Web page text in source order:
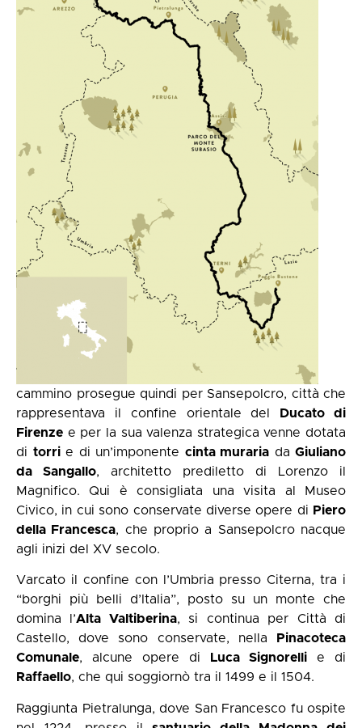
cammino prosegue quindi per Sansepolcro, città che
rappresentava il confine orientale del
Ducato di
Firenze e per la sua valenza strategica venne dotata
di torrie di un’imponente cinta muraria da Giuliano
da Sangallo, architetto prediletto di Lorenzo il
Magnifico. Qui è consigliata una visita al Museo
Civico, in cui sono conservate diverse opere di Piero
della Francesca, che proprio a Sansepolcro nacque
agli inizi del XV secolo.
Varcato il confine con l’Umbria presso Citerna, tra i
“borghi più belli d’Italia”, posto su un monte che
domina l’Alta Valtiberina, si continua per Città di
Castello, dove sono conservate, nella
Pinacoteca
Comunale, alcune opere di Luca Signorelli e di
Raffaello, che qui soggiornò tra il 1499 e il 1504.
Raggiunta Pietralunga, dove San Francesco fu ospite